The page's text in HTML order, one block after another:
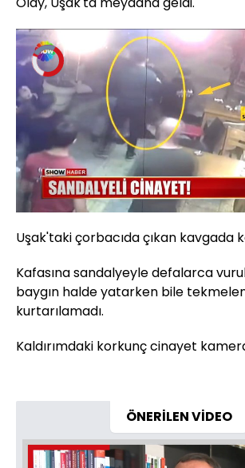
Video
Oynatıcısı
yükleniyor.
Sesi
Aç
Yüklendi:
0%
Uşak'taki çorbacıda çıkan kavgada
Kafasına sandalyeyle defalarca
baygın halde yatarken bile
kurtarılamadı.
Kaldırımdaki korkunç cinayet
ÖNERİLEN VİDEO